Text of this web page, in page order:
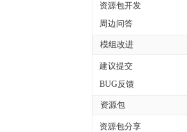
铁
路
文
论
坛
资源包开发
周边问答
模组改进
建议提交
BUG反馈
资源包
资源包分享